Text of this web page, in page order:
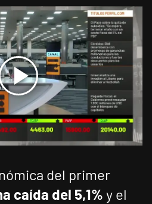
del primer
caída del 5,1% y el